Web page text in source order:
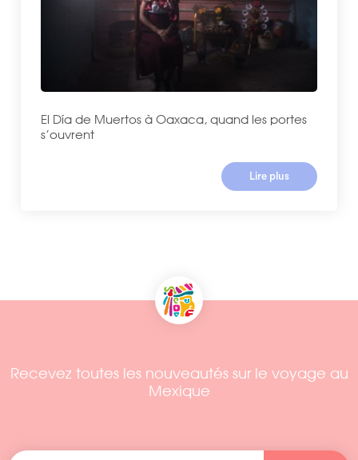
El Día de Muertos à Oaxaca, quand les portes
s’ouvrent
Lire plus
Recevez toutes les nouveautés sur le voyage au
Mexique